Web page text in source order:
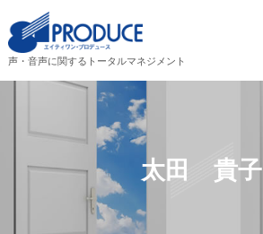
声・音声に関するトータルマネジメント
太田 貴子